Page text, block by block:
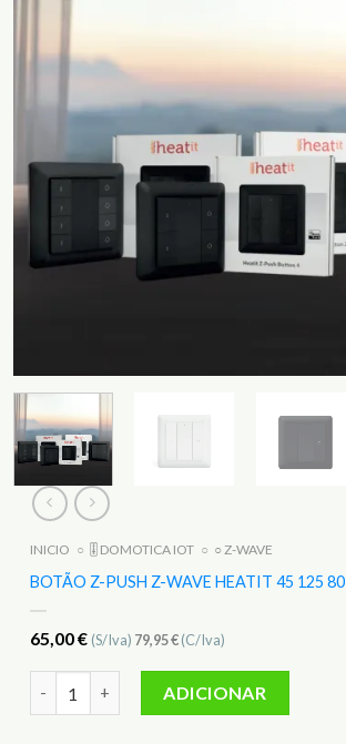
INICIO ○ 🎚️ DOMOTICA IOT ○ ○ Z-WAVE
BOTÃO Z-PUSH Z-WAVE HEATIT 45 125 80
65,00€ (S/Iva) 79,95€(C/Iva)
ADICIONAR